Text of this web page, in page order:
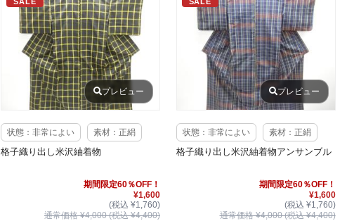
プレビュー
状態：非常によい 素材：正絹
格子織り出し米沢紬着物
期間限定60％OFF！
¥1,600
(税込 ¥1,760)
通常価格 ¥4,000 (税込 ¥4,400)
プレビュー
状態：非常によい 素材：正絹
格子織り出し米沢紬着物アンサンブル
期間限定60％OFF！
¥1,600
(税込 ¥1,760)
通常価格 ¥4,000 (税込 ¥4,400)